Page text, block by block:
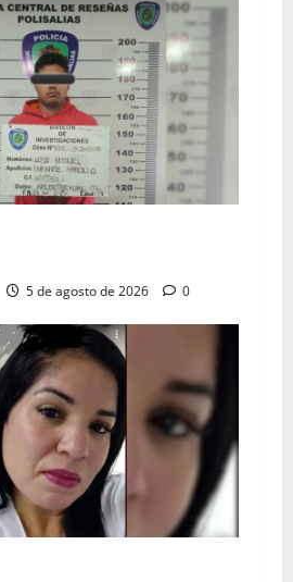
5 de agosto de 2026 0